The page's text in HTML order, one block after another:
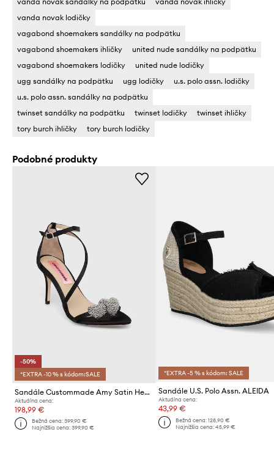
vanda novak lodičky
vagabond shoemakers sandálky na podpätku
vagabond shoemakers ihličky
united nude sandálky na podpätku
vagabond shoemakers lodičky
united nude lodičky
ugg sandálky na podpätku
ugg lodičky
u.s. polo assn. lodičky
u.s. polo assn. sandálky na podpätku
twinset sandálky na podpätku
twinset lodičky
twinset ihličky
tory burch ihličky
tory burch lodičky
Podobné produkty
-50%
*EXTRA -10 % s kódom:SALE
Sandále Custommade Amy Satin Heart
Aktuálna cena:
198,99 €
Bežná cena:399,90 €
Najnižšia cena:399,90 €
*EXTRA -5 % s kódom: SALE
Sandále U.S. Polo Assn. ALEIDA
Aktuálna cena:
43,99 €
Bežná cena: 128,90 €
Najnižšia cena: 45,99 €